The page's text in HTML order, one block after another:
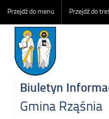
Przejdź do menu Przejdź do
Biuletyn
Gmina Rząśnia